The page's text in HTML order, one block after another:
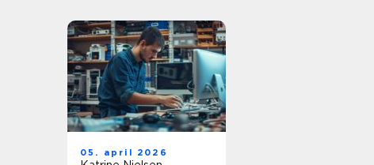
05. april 2026